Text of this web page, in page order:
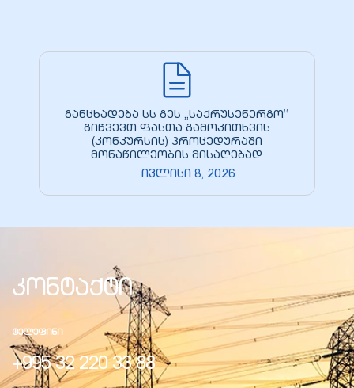
განცხადება სს გეს „საქრუსენერგო“
გიწვევთ ფასთა გამოკითხვის
(კონკურსის) პროცედურაში
მონაწილეობის მისაღებად
ივლისი 8, 2026
კონტაქტი
ᲢᲔᲚᲔᲤᲘᲜᲘ
+995 32 220 33 88